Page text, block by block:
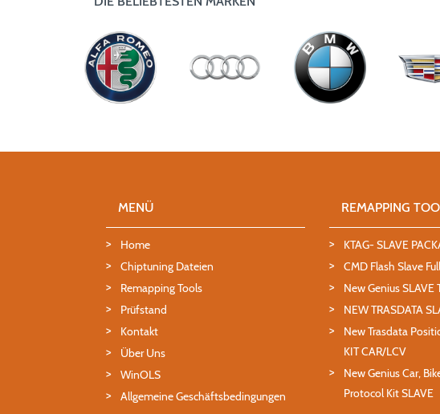
MENÜ
Home
Chiptuning Dateien
Remapping Tools
Prüfstand
Kontakt
Über Uns
WinOLS
Allgemeine Geschäftsbedingungen
REMAPPING
KTAG- SLAVE
CMD Flash Slave Full
New Genius SLAVE
NEW TRASDATA
New Trasdata
KIT CAR/LCV
New Genius Car,
Protocol Kit SLAVE